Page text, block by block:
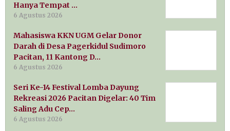
Hanya Tempat …
6 Agustus 2026
Mahasiswa KKN UGM Gelar Donor
Darah di Desa Pagerkidul Sudimoro
Pacitan, 11 Kantong D…
6 Agustus 2026
Seri Ke-14 Festival Lomba Dayung
Rekreasi 2026 Pacitan Digelar: 40 Tim
Saling Adu Cep…
6 Agustus 2026